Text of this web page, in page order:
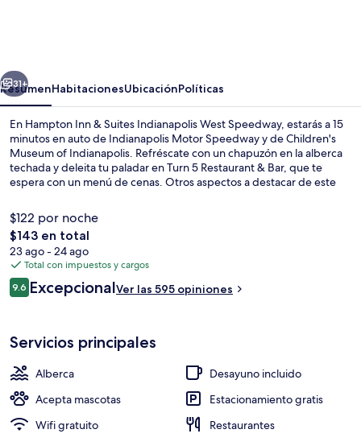
Indianapolis
West
Speedway
Siguiente
31+
ResumenHabitacionesUbicaciónPolíticas
En Hampton Inn & Suites Indianapolis West Speedway, estarás a 15
minutos en auto de Indianapolis Motor Speedway y de Children's
Museum of Indianapolis. Refréscate con un chapuzón en la alberca
techada y deleita tu paladar en Turn 5 Restaurant & Bar, que te
espera con un menú de cenas. Otros aspectos a destacar de este
personal amable y el desayuno están muy bien calificados por otros
visitantes.
$122 por noche
El
precio
total
es
de
$143 en total
23 ago - 24 ago
Total con impuestos y cargos
Opiniones
9.69.6 de 10,
ExcepcionalVer las 595 opiniones
Servicios principales
Alberca
Desayuno incluido
Acepta mascotas
Estacionamiento gratis
Wifi gratuito
Restaurantes